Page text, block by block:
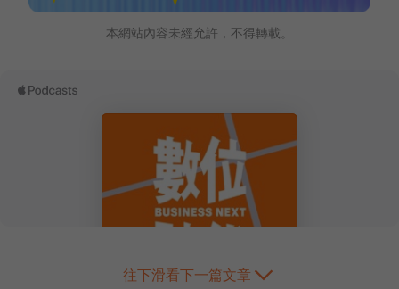
本網站內容未經允許，不得轉載。
往下滑看下一篇文章